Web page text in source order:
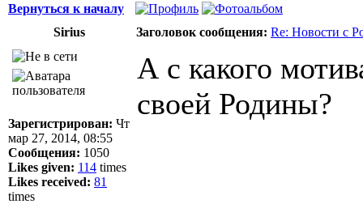
Вернуться к началу
Sirius
Заголовок сообщения: Re: Новости с
Зарегистрирован: Чт
мар 27, 2014, 08:55
Сообщения: 1050
Likes given: 114 times
Likes received: 81
times
А с какого
своей Родины?